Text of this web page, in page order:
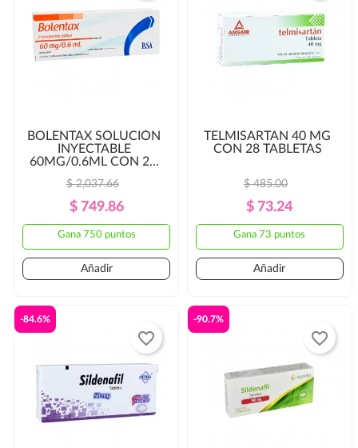
BOLENTAX SOLUCIÓN
INYECTABLE
60MG/0.6ML CON 2...
Precio
Regular
$ 2,037.66
Precio
$ 749.86
Gana 750 puntos
Añadir
TELMISARTAN 40 MG
CON 28 TABLETAS
Precio
Regular
$ 485.00
Precio
$ 73.24
Gana 73 puntos
Añadir
-84.6%
favorite_border
-90.7%
favorite_border